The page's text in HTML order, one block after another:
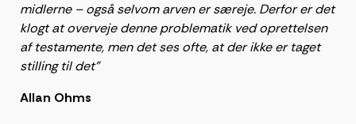
midlerne – også selvom arven er særeje. Derfor er det
klogt at overveje denne problematik ved oprettelsen
af testamente, men det ses ofte, at der ikke er taget
stilling til det"
Allan Ohms